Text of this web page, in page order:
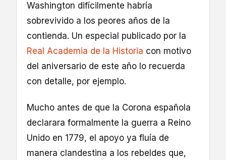
Washington difícilmente habría
sobrevivido a los peores años de la
contienda. Un especial publicado por la
Real Academia de la Historia con motivo
del aniversario de este año lo recuerda
con detalle, por ejemplo.
Mucho antes de que la Corona española
declarara formalmente la guerra a Reino
Unido en 1779, el apoyo ya fluía de
manera clandestina a los rebeldes que,